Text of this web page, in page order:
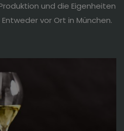
und die Eigenheiten
vor Ort in München.